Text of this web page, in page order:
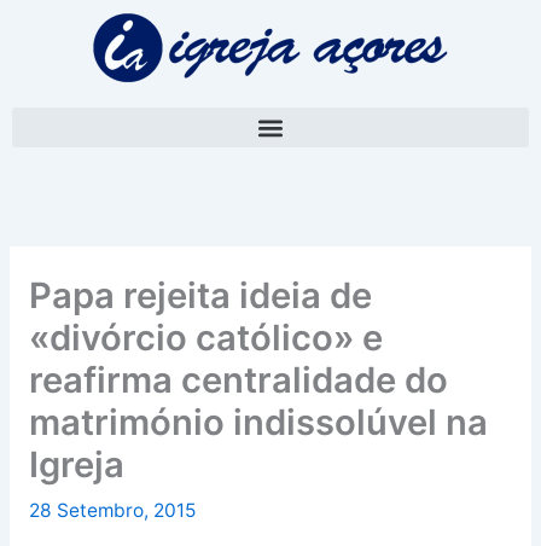
Papa rejeita ideia de
«divórcio católico» e
reafirma centralidade do
matrimónio indissolúvel na
Igreja
28 Setembro, 2015